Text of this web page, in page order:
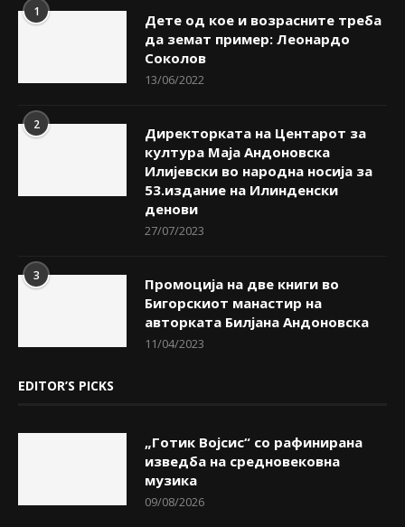
1
Дете од кое и возрасните треба
да земат пример: Леонардо
Соколов
13/06/2022
2
Директорката на Центарот за
култура Маја Андоновска
Илијевски во народна носија за
53.издание на Илинденски
денови
27/07/2023
3
Промоција на две книги во
Бигорскиот манастир на
авторката Билјана Андоновска
11/04/2023
EDITOR’S PICKS
„Готик Војсис“ со рафинирана
изведба на средновековна
музика
09/08/2026